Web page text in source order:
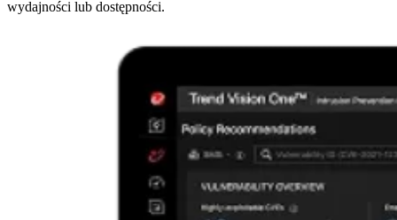
wydajności lub dostępności.